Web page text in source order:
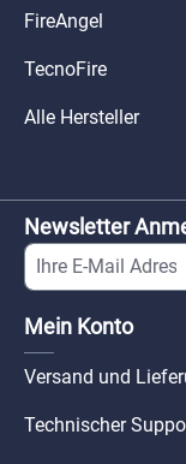
FireAngel
TecnoFire
Alle Hersteller
Newsletter
Mein Konto
Versand und
Technischer